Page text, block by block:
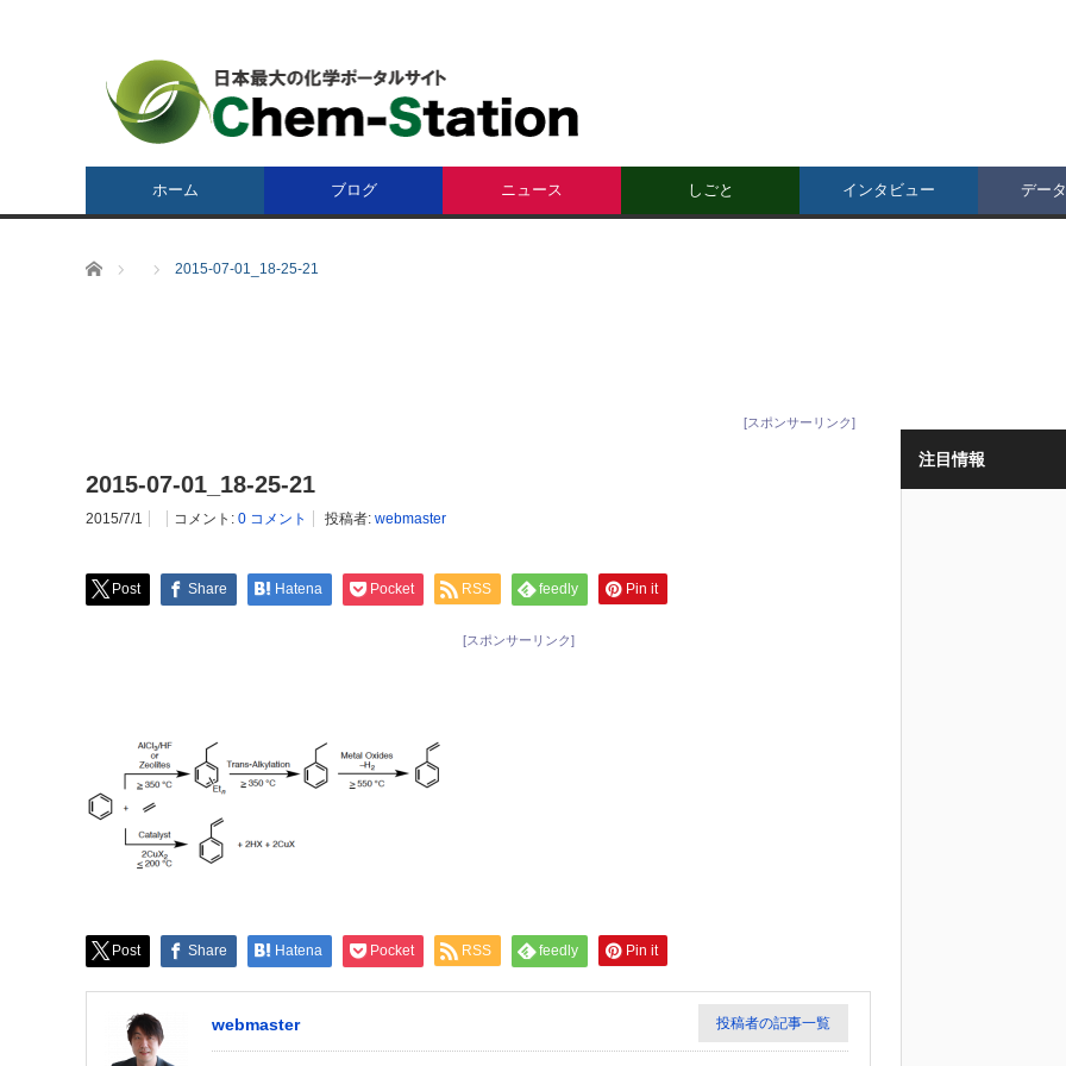
ホーム ブログ ニュース しごと インタビュー デー
ホーム 2015-07-01_18-25-21
[スポンサーリンク]
2015-07-01_18-25-21
2015/7/1 コメント: 0 コメント 投稿者: webmaster
Post Share Hatena Pocket RSS feedly Pin it
[スポンサーリンク]
Post Share Hatena Pocket RSS feedly Pin it
webmaster 投稿者の記事一覧
注目情報